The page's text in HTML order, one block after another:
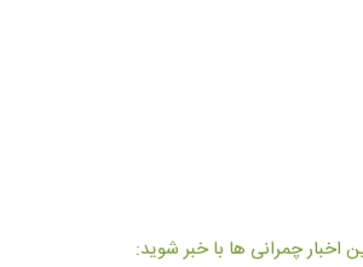
اخبار چمرانی ها با خبر شوید: